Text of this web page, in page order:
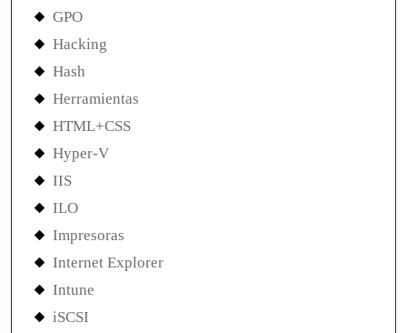
GPO
Hacking
Hash
Herramientas
HTML+CSS
Hyper-V
IIS
ILO
Impresoras
Internet Explorer
Intune
iSCSI